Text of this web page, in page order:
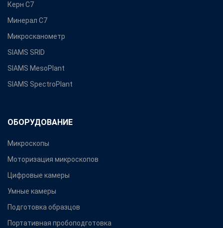
Керн С7
Минерал С7
Микросканометр
SIAMS SRID
SIAMS MesoPlant
SIAMS SpectroPlant
ОБОРУДОВАНИЕ
Микроскопы
Моторизация микроскопов
Цифровые камеры
Умные камеры
Подготовка образцов
Портативная пробоподготовка